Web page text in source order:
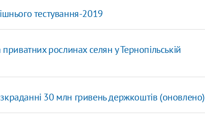
тестування-2019
рослинах селян у Тернопільській
30 млн гривень держкоштів (оновлено)